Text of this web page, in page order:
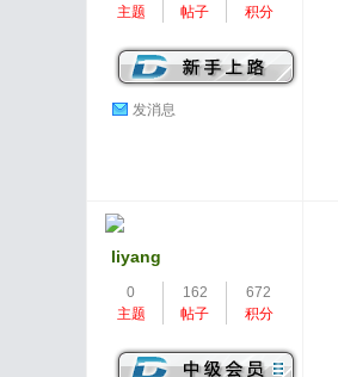
主题
帖子
积分
发消息
liyang
0
主题
162
帖子
672
积分